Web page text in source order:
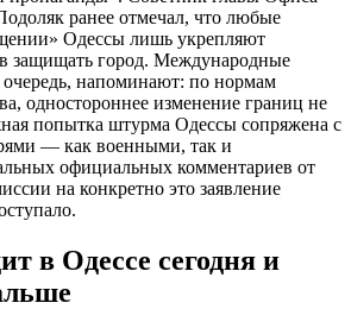
ранее отмечал, что любые
Одессы лишь укрепляют
защищать город. Международные
напоминают: по нормам
одностороннее изменение границ не
попытка штурма Одессы сопряжена с
— как военными, так и
официальных комментариев от
на конкретно это заявление
в Одессе сегодня и